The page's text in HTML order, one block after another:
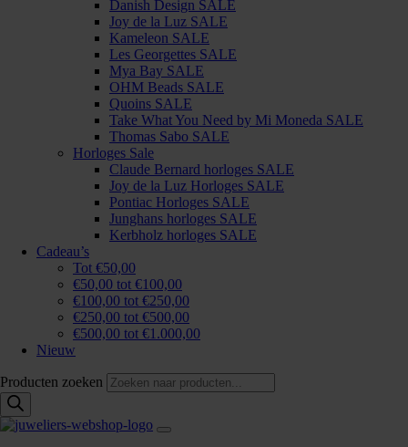
Danish Design SALE
Joy de la Luz SALE
Kameleon SALE
Les Georgettes SALE
Mya Bay SALE
OHM Beads SALE
Quoins SALE
Take What You Need by Mi Moneda SALE
Thomas Sabo SALE
Horloges Sale
Claude Bernard horloges SALE
Joy de la Luz Horloges SALE
Pontiac Horloges SALE
Junghans horloges SALE
Kerbholz horloges SALE
Cadeau’s
Tot €50,00
€50,00 tot €100,00
€100,00 tot €250,00
€250,00 tot €500,00
€500,00 tot €1.000,00
Nieuw
Producten zoeken